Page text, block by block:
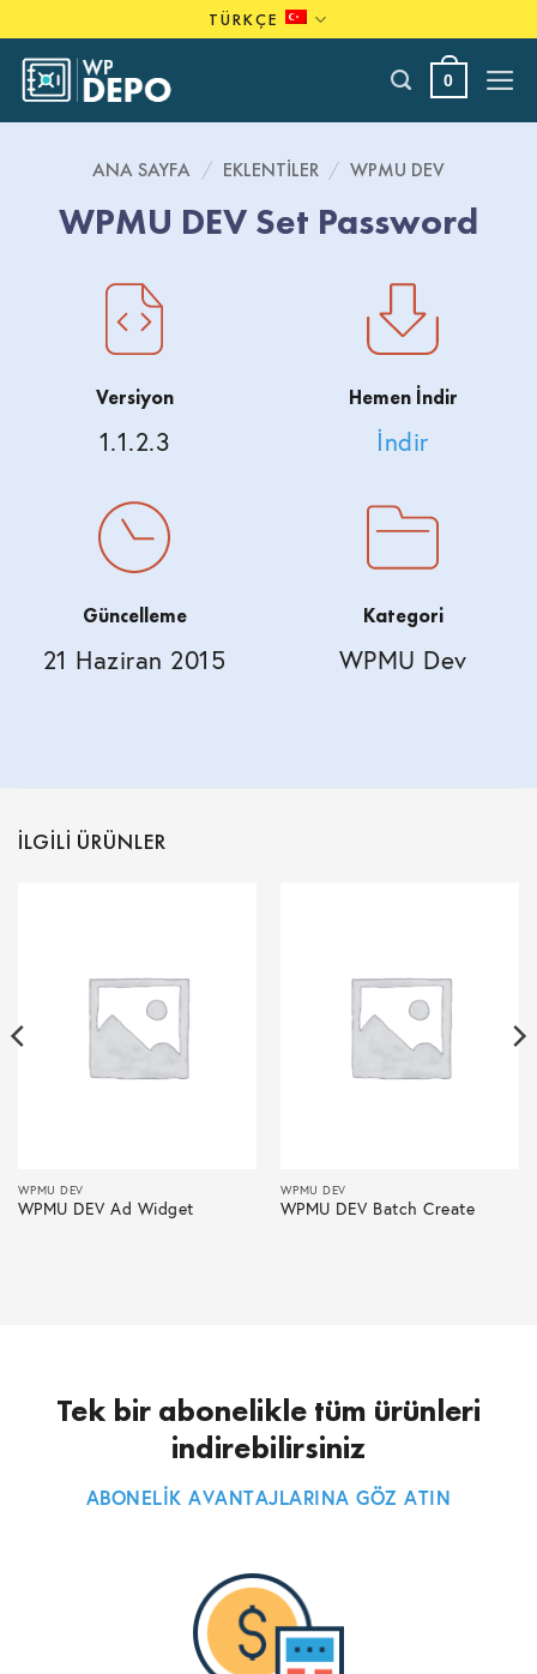
to
content
TÜRKÇE
0
ANA SAYFA / EKLENTILER / WPMU DEV
WPMU DEV Set Password
Versiyon
1.1.2.3
Hemen İndir
İndir
Güncelleme
21 Haziran 2015
Kategori
WPMU Dev
İLGILI ÜRÜNLER
WPMU DEV
WPMU DEV Ad Widget
WPMU DEV
WPMU DEV Batch Create
Tek bir abonelikle tüm ürünleri
indirebilirsiniz
ABONELİK AVANTAJLARINA GÖZ ATIN